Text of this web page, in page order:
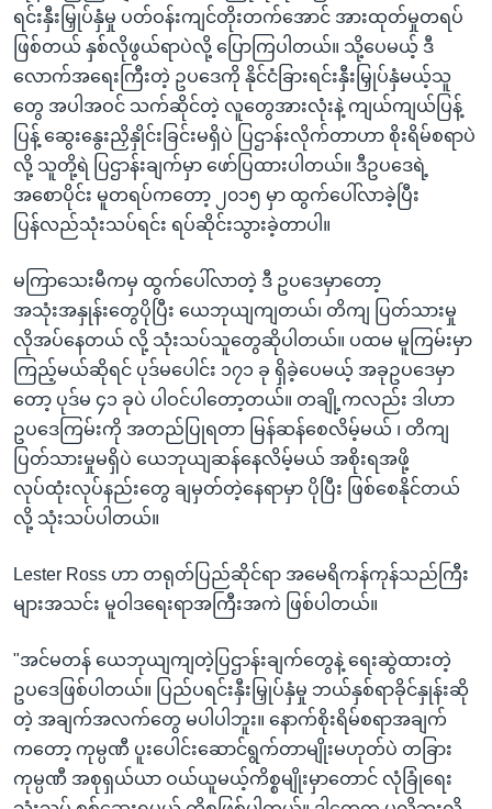
ရင်းနှီးမြှုပ်နှံမှု ပတ်ဝန်းကျင်တိုးတက်အောင် အားထုတ်မှုတရပ်
ဖြစ်တယ် နှစ်လိုဖွယ်ရာပဲလို့ ပြောကြပါတယ်။ သို့ပေမယ့် ဒီ
လောက်အရေးကြီးတဲ့ ဥပဒေကို နိုင်ငံခြားရင်းနှီးမြှုပ်နှံမယ့်သူ
တွေ အပါအဝင် သက်ဆိုင်တဲ့ လူတွေအားလုံးနဲ့ ကျယ်ကျယ်ပြန့်
ပြန့် ဆွေးနွေးညှိနှိုင်းခြင်းမရှိပဲ ပြဌာန်းလိုက်တာဟာ စိုးရိမ်စရာပဲ
လို့ သူတို့ရဲ ပြဌာန်းချက်မှာ ဖော်ပြထားပါတယ်။ ဒီဥပဒေရဲ့
အစောပိုင်း မူတရပ်ကတော့ ၂၀၁၅ မှာ ထွက်ပေါ်လာခဲ့ပြီး
ပြန်လည်သုံးသပ်ရင်း ရပ်ဆိုင်းသွားခဲ့တာပါ။
မကြာသေးမီကမှ ထွက်ပေါ်လာတဲ့ ဒီ ဥပဒေမှာတော့
အသုံးအနှုန်းတွေပိုပြီး ယေဘုယျကျတယ်၊ တိကျ ပြတ်သားမှု
လိုအပ်နေတယ် လို့ သုံးသပ်သူတွေဆိုပါတယ်။ ပထမ မူကြမ်းမှာ
ကြည့်မယ်ဆိုရင် ပုဒ်မပေါင်း ၁၇၁ ခု ရှိခဲ့ပေမယ့် အခုဥပဒေမှာ
တော့ ပုဒ်မ ၄၁ ခုပဲ ပါဝင်ပါတော့တယ်။ တချို့ကလည်း ဒါဟာ
ဥပဒေကြမ်းကို အတည်ပြုရတာ မြန်ဆန်စေလိမ့်မယ် ၊ တိကျ
ပြတ်သားမှုမရှိပဲ ယေဘုယျဆန်နေလိမ့်မယ် အစိုးရအဖို့
လုပ်ထုံးလုပ်နည်းတွေ ချမှတ်တဲ့နေရာမှာ ပိုပြီး ဖြစ်စေနိုင်တယ်
လို့ သုံးသပ်ပါတယ်။
Lester Ross ဟာ တရုတ်ပြည်ဆိုင်ရာ အမေရိကန်ကုန်သည်ကြီး
များအသင်း မူဝါဒရေးရာအကြီးအကဲ ဖြစ်ပါတယ်။
"အင်မတန် ယေဘုယျကျတဲ့ပြဌာန်းချက်တွေနဲ့ ရေးဆွဲထားတဲ့
ဥပဒေဖြစ်ပါတယ်။ ပြည်ပရင်းနှီးမြှုပ်နှံမှု ဘယ်နှစ်ရာခိုင်နှုန်းဆို
တဲ့ အချက်အလက်တွေ မပါပါဘူး။ နောက်စိုးရိမ်စရာအချက်
ကတော့ ကုမ္ပဏီ ပူးပေါင်းဆောင်ရွက်တာမျိုးမဟုတ်ပဲ တခြား
ကုမ္ပဏီ အစုရှယ်ယာ ဝယ်ယူမယ့်ကိစ္စမျိုးမှာတောင် လုံခြုံရေး